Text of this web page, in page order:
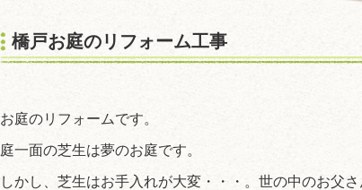
橋戸お庭のリフォーム工事
お庭のリフォームです。
庭一面の芝生は夢のお庭です。
しかし、芝生はお手入れが大変・・・。世の中のお父